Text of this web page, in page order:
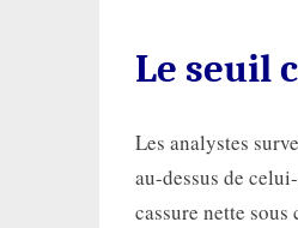
Le seuil
Les analystes
au-dessus de
cassure nette